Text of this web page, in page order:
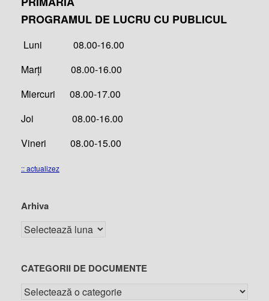
PROGRAMUL DE LUCRU CU PUBLICUL
Luni 08.00-16.00
Marți 08.00-16.00
Miercuri 08.00-17.00
Joi 08.00-16.00
Vineri 08.00-15.00
:: actualizez
Arhiva
CATEGORII DE DOCUMENTE